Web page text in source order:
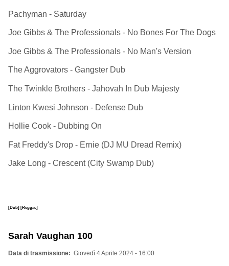
Pachyman - Saturday
Joe Gibbs & The Professionals - No Bones For The Dogs
Joe Gibbs & The Professionals - No Man's Version
The Aggrovators - Gangster Dub
The Twinkle Brothers - Jahovah In Dub Majesty
Linton Kwesi Johnson - Defense Dub
Hollie Cook - Dubbing On
Fat Freddy's Drop - Ernie (DJ MU Dread Remix)
Jake Long - Crescent (City Swamp Dub)
[Dub] [Reggae]
Sarah Vaughan 100
Data di trasmissione Giovedì 4 Aprile 2024 - 16:00